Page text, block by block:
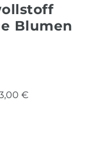
Blumen
€